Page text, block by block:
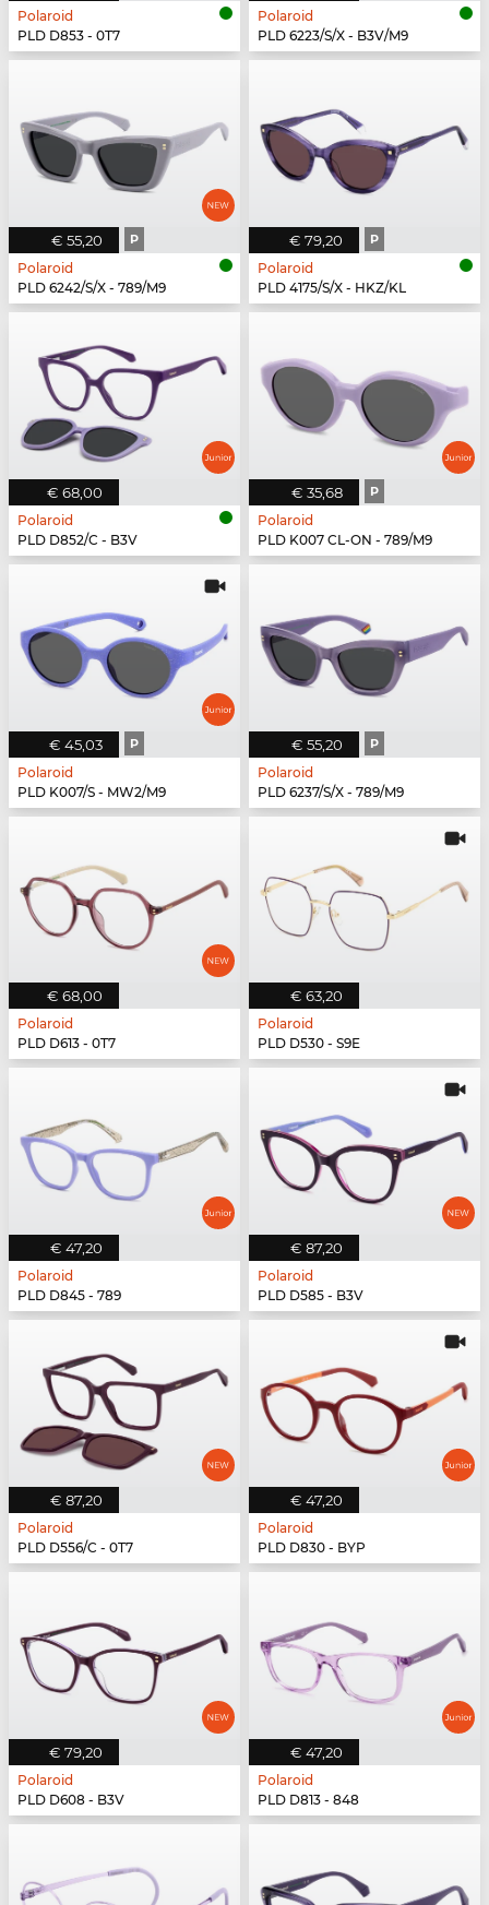
Polaroid
PLD D853 - 0T7
Polaroid
PLD 6223/S/X - B3V/M9
€ 55,20 P
Polaroid
PLD 6242/S/X - 789/M9
€ 79,20 P
Polaroid
PLD 4175/S/X - HKZ/KL
€ 68,00
Polaroid
PLD D852/C - B3V
€ 35,68 P
Polaroid
PLD K007 CL-ON - 789/M9
€ 45,03 P
Polaroid
PLD K007/S - MW2/M9
€ 55,20 P
Polaroid
PLD 6237/S/X - 789/M9
€ 68,00
Polaroid
PLD D613 - 0T7
€ 63,20
Polaroid
PLD D530 - S9E
€ 47,20
Polaroid
PLD D845 - 789
€ 87,20
Polaroid
PLD D585 - B3V
€ 87,20
Polaroid
PLD D556/C - 0T7
€ 47,20
Polaroid
PLD D830 - BYP
€ 79,20
Polaroid
PLD D608 - B3V
€ 47,20
Polaroid
PLD D813 - 848